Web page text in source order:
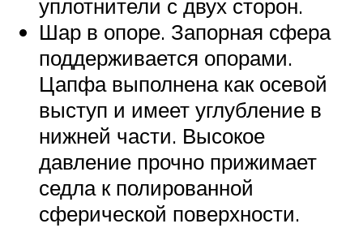
уплотнители с двух сторон.
Шар в опоре. Запорная сфера
поддерживается опорами.
Цапфа выполнена как осевой
выступ и имеет углубление в
нижней части. Высокое
давление прочно прижимает
седла к полированной
сферической поверхности.